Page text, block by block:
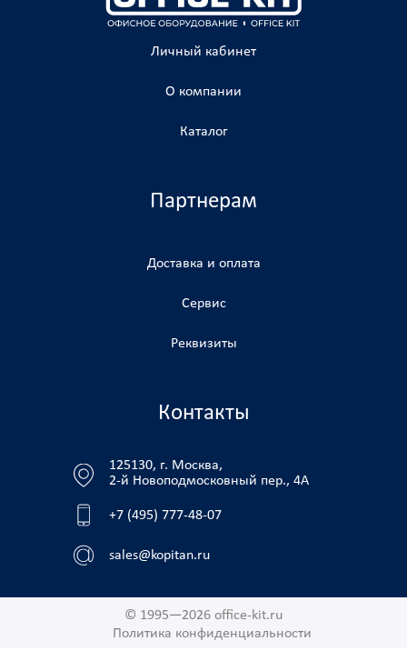
Личный кабинет
О компании
Каталог
Партнерам
Доставка и оплата
Сервис
Реквизиты
Контакты
125130, г. Москва,
2-й Новоподмосковный пер., 4А
+7 (495) 777-48-07
sales@kopitan.ru
© 1995—2026 office-kit.ru
Политика конфиденциальности